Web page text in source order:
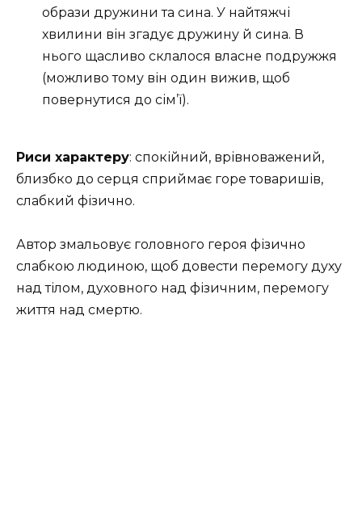
образи дружини та сина. У найтяжчі
хвилини він згадує дружину й сина. В
нього щасливо склалося власне подружжя
(можливо тому він один вижив, щоб
повернутися до сім’ї).
Риси характеру: спокійний, врівноважений,
близбко до серця сприймає горе товаришів,
слабкий фізично.
Автор змальовує головного героя фізично
слабкою людиною, щоб довести перемогу духу
над тілом, духовного над фізичним, перемогу
життя над смертю.